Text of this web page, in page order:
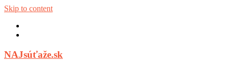
Skip to content
NAJsúťaže.sk